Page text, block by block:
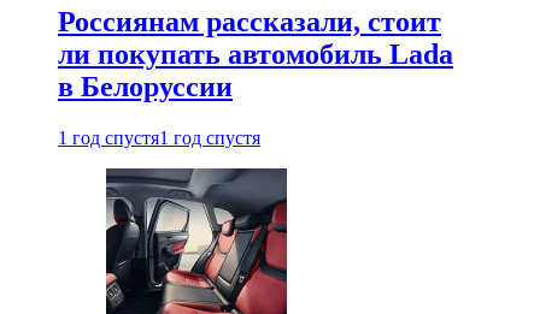
Россиянам рассказали, стоит
ли покупать автомобиль Lada
в Белоруссии
1 год спустя1 год спустя